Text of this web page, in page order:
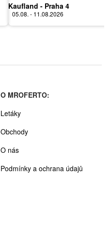
Kaufland - Praha 4
05.08. - 11.08.2026
O MROFERTO:
Letáky
Obchody
O nás
Podmínky a ochrana údajů